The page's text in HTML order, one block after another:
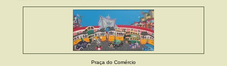
Praça do Comércio